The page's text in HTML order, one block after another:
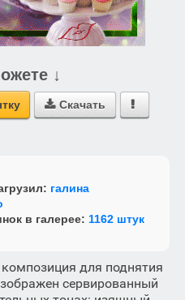
↓
 Скачать 
галина
в галерее: 1162 штук
для поднятия
сервированный